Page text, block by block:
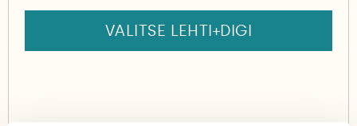
VALITSE LEHTI+DIGI